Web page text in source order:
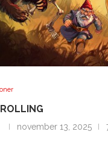
november 13, 2025